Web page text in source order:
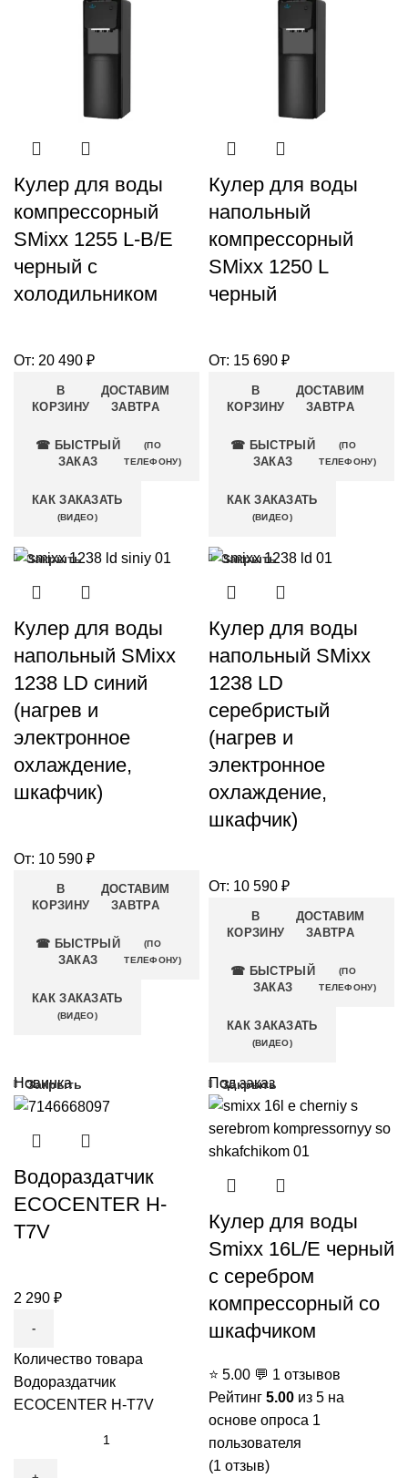
Кулер для воды
компрессорный
SMixx 1255 L-B/E
черный с
холодильником
От: 20 490 ₽
В
КОРЗИНУ
ДОСТАВИМ
ЗАВТРА
☎ БЫСТРЫЙ
ЗАКАЗ
(ПО
ТЕЛЕФОНУ)
КАК ЗАКАЗАТЬ
(ВИДЕО)
Кулер для воды
напольный
компрессорный
SMixx 1250 L
черный
От: 15 690 ₽
В
КОРЗИНУ
ДОСТАВИМ
ЗАВТРА
☎ БЫСТРЫЙ
ЗАКАЗ
(ПО
ТЕЛЕФОНУ)
КАК ЗАКАЗАТЬ
(ВИДЕО)
Закрыть
Кулер для воды
напольный SMixx
1238 LD синий
(нагрев и
электронное
охлаждение,
шкафчик)
От: 10 590 ₽
В
КОРЗИНУ
ДОСТАВИМ
ЗАВТРА
☎ БЫСТРЫЙ
ЗАКАЗ
(ПО
ТЕЛЕФОНУ)
КАК ЗАКАЗАТЬ
(ВИДЕО)
Закрыть
Кулер для воды
напольный SMixx
1238 LD
серебристый
(нагрев и
электронное
охлаждение,
шкафчик)
От: 10 590 ₽
В
КОРЗИНУ
ДОСТАВИМ
ЗАВТРА
☎ БЫСТРЫЙ
ЗАКАЗ
(ПО
ТЕЛЕФОНУ)
КАК ЗАКАЗАТЬ
(ВИДЕО)
Новинка
Закрыть
Водораздатчик
ECOCENTER H-
T7V
2 290 ₽
Количество товара
Водораздатчик
ECOCENTER H-T7V
Под заказ
Закрыть
Кулер для воды
Smixx 16L/E черный
с серебром
компрессорный со
шкафчиком
⭐ 5.00 💬 1 отзывов
Рейтинг 5.00 из 5 на
основе опроса 1
пользователя
(1 отзыв)